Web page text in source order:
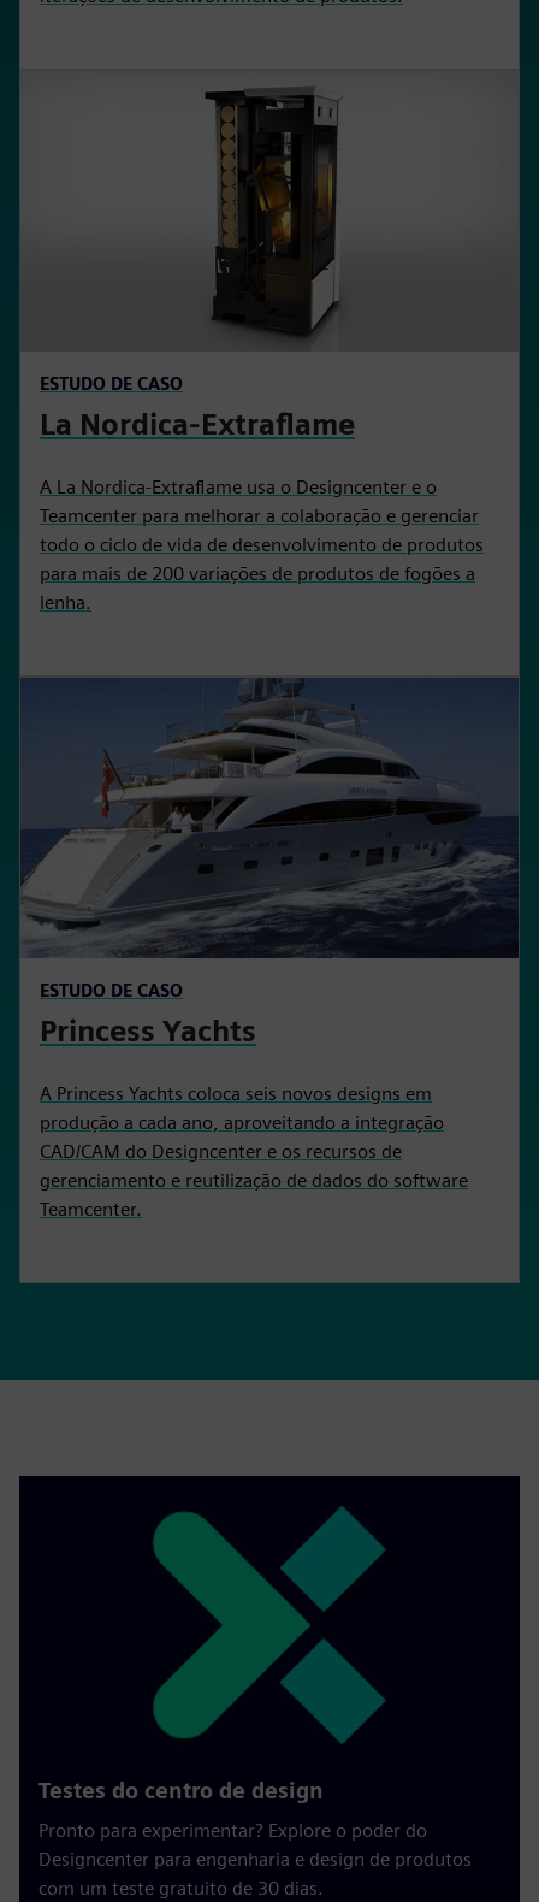
ESTUDO DE CASO
La Nordica-Extraflame
A La Nordica-Extraflame usa o Designcenter e o
Teamcenter para melhorar a colaboração e gerenciar
todo o ciclo de vida de desenvolvimento de produtos
para mais de 200 variações de produtos de fogões a
lenha.
ESTUDO DE CASO
Princess Yachts
A Princess Yachts coloca seis novos designs em
produção a cada ano, aproveitando a integração
CAD/CAM do Designcenter e os recursos de
gerenciamento e reutilização de dados do software
Teamcenter.
Testes do centro de design
Pronto para experimentar? Explore o poder do
Designcenter para engenharia e design de produtos
com um teste gratuito de 30 dias.